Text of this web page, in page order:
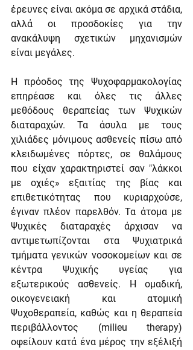
έρευνες είναι ακόμα σε αρχικά στάδια,
αλλά οι προσδοκίες για την
ανακάλυψη σχετικών μηχανισμών
είναι μεγάλες.
Η πρόοδος της Ψυχοφαρμακολογίας
επηρέασε και όλες τις άλλες
μεθόδους θεραπείας των Ψυχικών
διαταραχών. Τα άσυλα με τους
χιλιάδες μόνιμους ασθενείς πίσω από
κλειδωμένες πόρτες, σε θαλάμους
που είχαν χαρακτηριστεί σαν "λάκκοι
με οχιές» εξαιτίας της βίας και
επιθετικότητας που κυριαρχούσε,
έγιναν πλέον παρελθόν. Τα άτομα με
Ψυχικές διαταραχές άρχισαν να
αντιμετωπίζονται στα Ψυχιατρικά
τμήματα γενικών νοσοκομείων και σε
κέντρα Ψυχικής υγείας για
εξωτερικούς ασθενείς. Η ομαδική,
οικογενειακή και ατομική
Ψυχοθεραπεία, καθώς και η θεραπεία
περιβάλλοντος (milieu therapy)
οφείλουν κατά ένα μέρος την εξέλιξή